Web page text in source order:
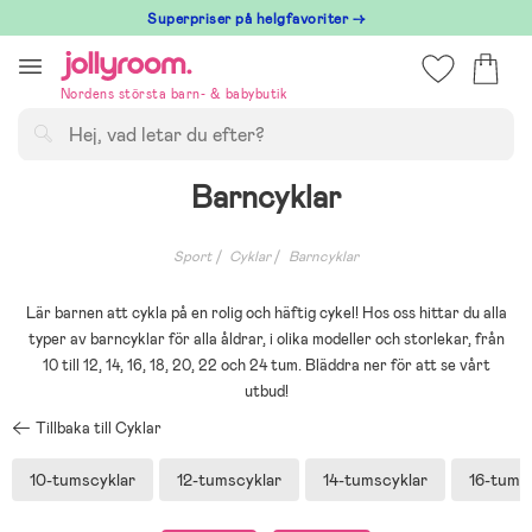
till
innehållet
Superpriser på helgfavoriter →
Nordens största barn- & babybutik
Barncyklar
Sport Cyklar Barncyklar
Lär barnen att cykla på en rolig och häftig cykel! Hos oss hittar du alla
typer av barncyklar för alla åldrar, i olika modeller och storlekar, från
10 till 12, 14, 16, 18, 20, 22 och 24 tum. Bläddra ner för att se vårt
utbud!
Tillbaka till Cyklar
10-tumscyklar 12-tumscyklar 14-tumscyklar 16-